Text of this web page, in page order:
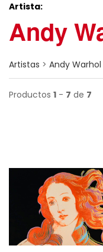
Artista:
Andy
Artistas > Andy Warhol
Productos 1 - 7 de 7